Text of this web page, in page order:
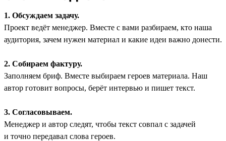
1. Обсуждаем задачу.
Проект ведёт менеджер. Вместе с вами разбираем, кто наша
аудитория, зачем нужен материал и какие идеи важно донести.
2. Собираем фактуру.
Заполняем бриф. Вместе выбираем героев материала. Наш
автор готовит вопросы, берёт интервью и пишет текст.
3. Согласовываем.
Менеджер и автор следят, чтобы текст совпал с задачей
и точно передавал слова героев.